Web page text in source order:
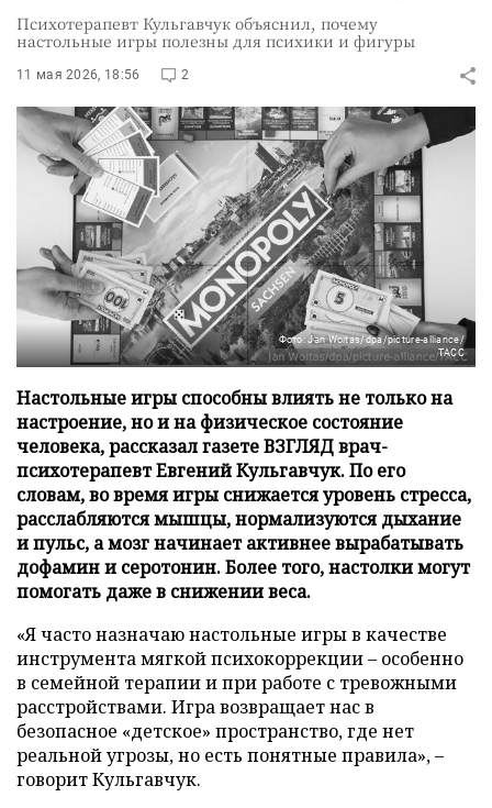
Психотерапевт Кульгавчук объяснил, почему
настольные игры полезны для психики и фигуры
11 мая 2026, 18:56 2
Фото: Jan Woitas/dpa/picture-alliance/
ТАСС
Настольные игры способны влиять не только на
настроение, но и на физическое состояние
человека, рассказал газете ВЗГЛЯД врач-
психотерапевт Евгений Кульгавчук. По его
словам, во время игры снижается уровень стресса,
расслабляются мышцы, нормализуются дыхание
и пульс, а мозг начинает активнее вырабатывать
дофамин и серотонин. Более того, настолки могут
помогать даже в снижении веса.
«Я часто назначаю настольные игры в качестве
инструмента мягкой психокоррекции – особенно
в семейной терапии и при работе с тревожными
расстройствами. Игра возвращает нас в
безопасное «детское» пространство, где нет
реальной угрозы, но есть понятные правила», –
говорит Кульгавчук.